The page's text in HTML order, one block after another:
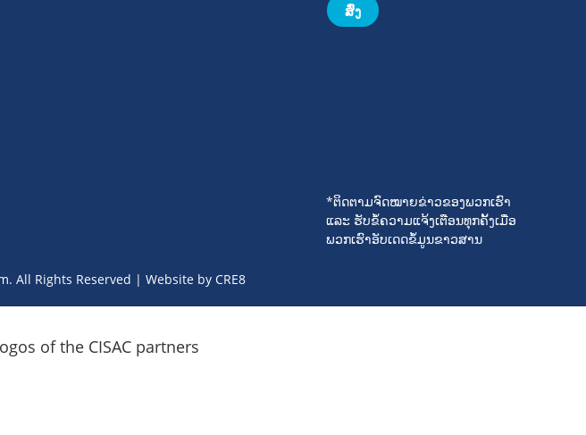
ສົ່ງ
*ຕິດຕາມຈົດໝາຍຂ່າວຂອງພວກເຮົາ
ແລະ ຮັບຂໍ້ຄວາມແຈ້ງເຕືອນທຸກຄັ້ງເມື່ອ
ພວກເຮົາອັບເດດຂໍ້ມູນຂາວສານ
All Rights Reserved | Website by CRE8